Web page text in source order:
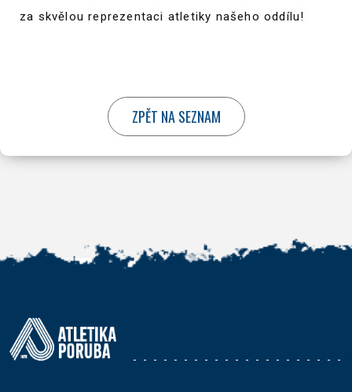
za skvělou reprezentaci atletiky našeho oddílu!